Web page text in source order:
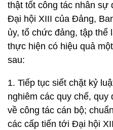
thật tốt công tác nhân sự
Đại hội XIII của Đảng,
ủy, tổ chức đảng, tập thể
thực hiện có hiệu quả
sau:
1. Tiếp tục siết chặt kỷ
nghiêm các quy chế,
về công tác cán bộ;
các cấp tiến tới Đại hội